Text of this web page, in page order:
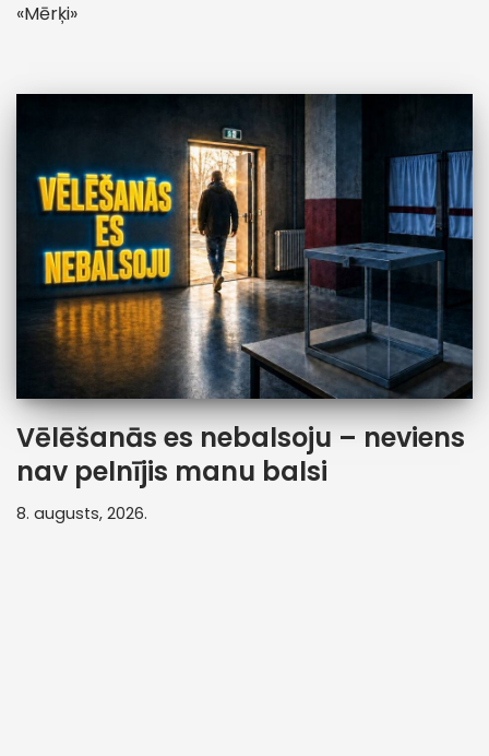
«Mērķi»
Vēlēšanās es nebalsoju – neviens
nav pelnījis manu balsi
8. augusts, 2026.